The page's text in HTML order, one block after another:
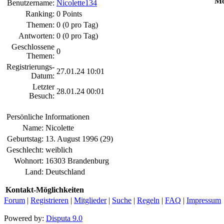
Benutzername: Nicolette134
Ranking: 0 Points
Themen: 0 (0 pro Tag)
Antworten: 0 (0 pro Tag)
Geschlossene
Themen:
0
Registrierungs-
Datum:
27.01.24 10:01
Letzter
Besuch:
28.01.24 00:01
Persönliche Informationen
Name: Nicolette
Geburtstag: 13. August 1996 (29)
Geschlecht: weiblich
Wohnort: 16303 Brandenburg
Land: Deutschland
Kontakt-Möglichkeiten
Forum | Registrieren | Mitglieder| Suche | Regeln | FAQ | Impressum
Powered by: Disputa 9.0